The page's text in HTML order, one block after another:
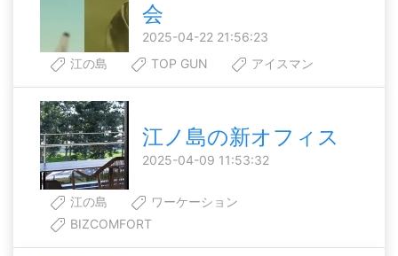
会
2025-04-22 21:56:23
江の島
TOP GUN アイスマン
江ノ島の新オフィス
2025-04-09 11:53:32
江の島
ワーケーション
BIZCOMFORT